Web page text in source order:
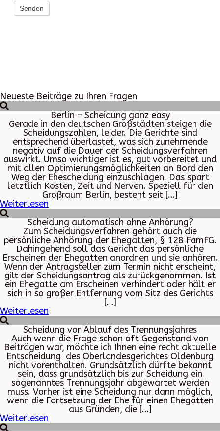
Senden
Neueste Beiträge zu Ihren Fragen
Berlin – Scheidung ganz easy
Gerade in den deutschen Großstädten steigen die
Scheidungszahlen, leider. Die Gerichte sind
entsprechend überlastet, was sich zunehmende
negativ auf die Dauer der Scheidungsverfahren
auswirkt. Umso wichtiger ist es, gut vorbereitet und
mit allen Optimierungsmöglichkeiten an Bord den
Weg der Ehescheidung einzuschlagen. Das spart
letztlich Kosten, Zeit und Nerven. Speziell für den
Großraum Berlin, besteht seit […]
Weiterlesen
Scheidung automatisch ohne Anhörung?
Zum Scheidungsverfahren gehört auch die
persönliche Anhörung der Ehegatten, § 128 FamFG.
Dahingehend soll das Gericht das persönliche
Erscheinen der Ehegatten anordnen und sie anhören.
Wenn der Antragsteller zum Termin nicht erscheint,
gilt der Scheidungsantrag als zurückgenommen. Ist
ein Ehegatte am Erscheinen verhindert oder hält er
sich in so großer Entfernung vom Sitz des Gerichts
[…]
Weiterlesen
Scheidung vor Ablauf des Trennungsjahres
Auch wenn die Frage schon oft Gegenstand von
Beiträgen war, möchte ich Ihnen eine recht aktuelle
Entscheidung des Oberlandesgerichtes Oldenburg
nicht vorenthalten. Grundsätzlich dürfte bekannt
sein, dass grundsätzlich bis zur Scheidung ein
sogenanntes Trennungsjahr abgewartet werden
muss. Vorher ist eine Scheidung nur dann möglich,
wenn die Fortsetzung der Ehe für einen Ehegatten
aus Gründen, die […]
Weiterlesen